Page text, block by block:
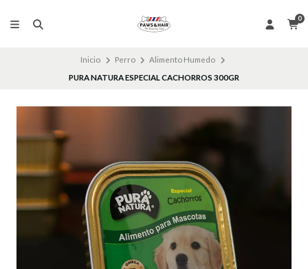
0
Inicio Perro
Alimento Humedo
PURA NATURA ESPECIAL CACHORROS 300GR